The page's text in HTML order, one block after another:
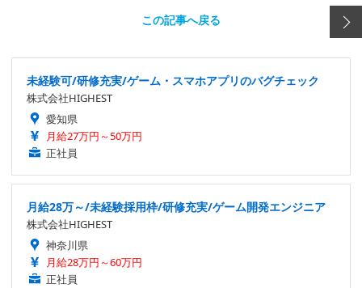
この記事へ戻る
未経験可/研修充実/ゲーム・スマホアプリのバグチェック
株式会社HIGHEST
愛知県
月給27万円～50万円
正社員
月給28万～/未経験採用枠/研修充実/ゲーム開発エンジニア
株式会社HIGHEST
神奈川県
月給28万円～60万円
正社員